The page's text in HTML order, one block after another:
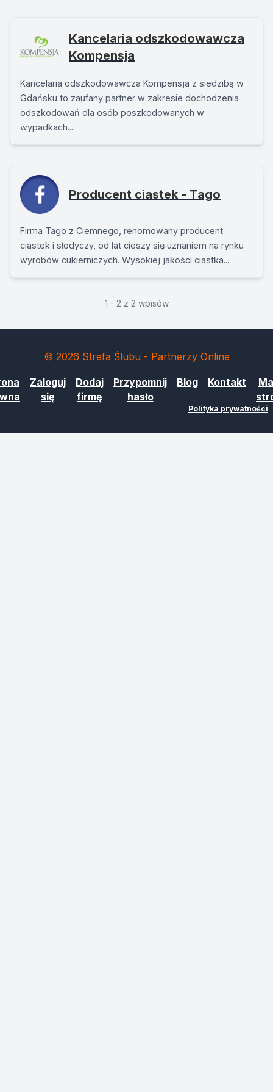
Kancelaria odszkodowawcza
Kompensja
Kancelaria odszkodowawcza Kompensja z siedzibą w
Gdańsku to zaufany partner w zakresie dochodzenia
odszkodowań dla osób poszkodowanych w
wypadkach....
Producent ciastek - Tago
Firma Tago z Ciemnego, renomowany producent
ciastek i słodyczy, od lat cieszy się uznaniem na rynku
wyrobów cukierniczych. Wysokiej jakości ciastka...
1 - 2 z 2 wpisów
© 2026 Strefa Ślubu - Partnerzy Online
Zaloguj
się
Dodaj
firmę
Przypomnij
hasło
Blog Kontakt
Polityka prywatności